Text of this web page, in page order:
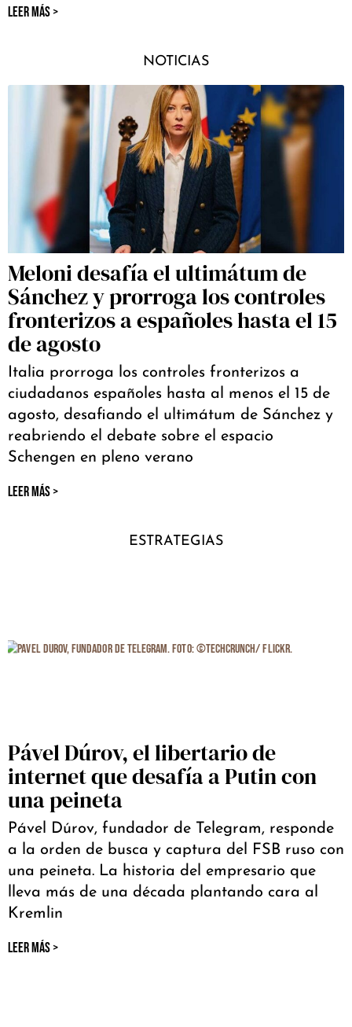
LEER MÁS >
NOTICIAS
Meloni desafía el ultimátum de
Sánchez y prorroga los controles
fronterizos a españoles hasta el 15
de agosto
Italia prorroga los controles fronterizos a
ciudadanos españoles hasta al menos el 15 de
agosto, desafiando el ultimátum de Sánchez y
reabriendo el debate sobre el espacio
Schengen en pleno verano
LEER MÁS >
ESTRATEGIAS
Pável Dúrov, el libertario de
internet que desafía a Putin con
una peineta
Pável Dúrov, fundador de Telegram, responde
a la orden de busca y captura del FSB ruso con
una peineta. La historia del empresario que
lleva más de una década plantando cara al
Kremlin
LEER MÁS >